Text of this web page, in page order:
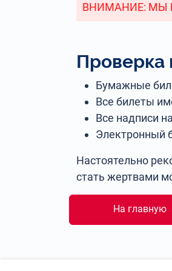
ВНИМАНИЕ: МЫ
Проверка
Бумажные
Все билеты
Все надписи
Электронный
Настоятельно
стать жертвами
На главную